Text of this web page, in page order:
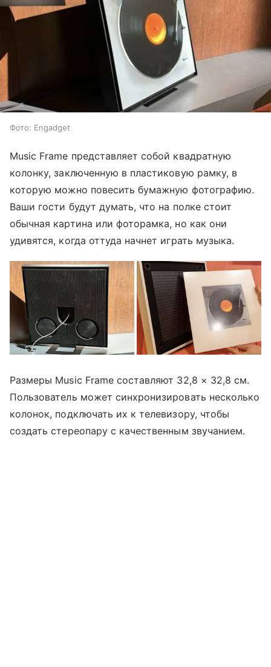
Фото: Engadget
Music Frame представляет собой квадратную
колонку, заключенную в пластиковую рамку, в
которую можно повесить бумажную фотографию.
Ваши гости будут думать, что на полке стоит
обычная картина или фоторамка, но как они
удивятся, когда оттуда начнет играть музыка.
Размеры Music Frame составляют 32,8 × 32,8 см.
Пользователь может синхронизировать несколько
колонок, подключать их к телевизору, чтобы
создать стереопару с качественным звучанием.